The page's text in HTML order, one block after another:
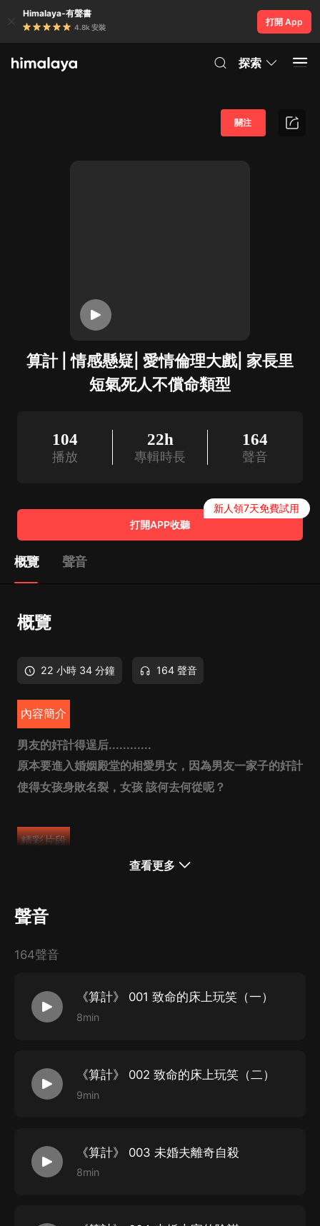
Himalaya-有聲書
4.8k 安裝
打開 App
探索
算計 | 情感懸疑| 愛情倫理大戲| 家長里
短氣死人不償命類型
關注
104
播放
22h
專輯時長
164
聲音
打開APP收聽
新人領7天免費試用
概覽 聲音
概覽
22 小時 34 分鐘 164 聲音
內容簡介
男友的奸計得逞后............
原本要進入婚姻殿堂的相愛男女，因為男友一家子的奸計
使得女孩身敗名裂，女孩 該何去何從呢？
精彩片段
“婚訂了，我們陳家聘禮也下了，我們的新房子裝修了，
你背叛陳卓，做出這種傷風敗俗、没有廉恥的事！還好意
“胡說八道！”孫千窈氣極，“胡說八道！”
查看更多
聲音
164聲音
《算計》 001 致命的床上玩笑（一）
8min
《算計》 002 致命的床上玩笑（二）
9min
《算計》 003 未婚夫離奇自殺
8min